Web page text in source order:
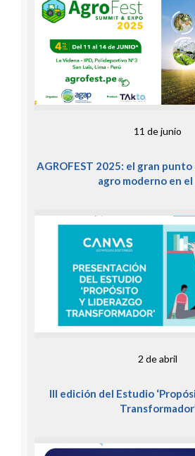
11 de junio
AGROFEST 2025: el gran
agro moderno en el
2 de abril
III edición del Estudio